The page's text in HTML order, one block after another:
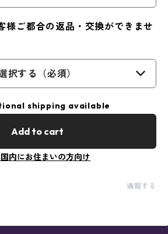
様ご都合の返品・交換ができませ
択する（必須）
shipping available
Add to cart
内にお住まいの方向け
通報する